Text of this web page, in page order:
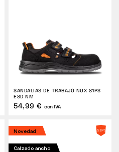
SANDALIAS DE TRABAJO NUX S1PS
ESD NM
54,99 € con IVA
Novedad
Calzado ancho